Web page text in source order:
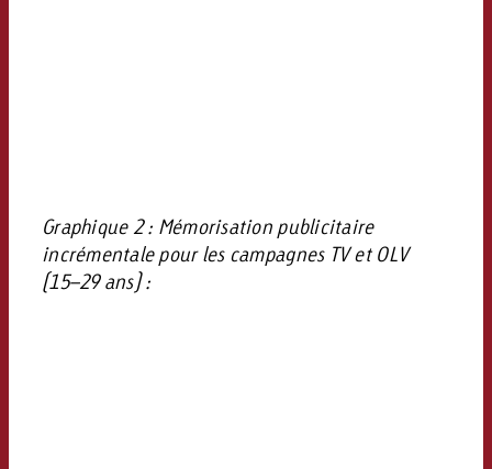
Graphique 2 : Mémorisation publicitaire
incrémentale pour les campagnes TV et OLV
(15–29 ans) :